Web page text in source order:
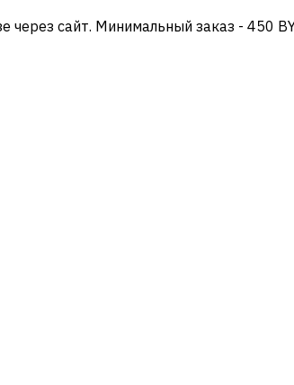
через сайт. Минимальный заказ - 450